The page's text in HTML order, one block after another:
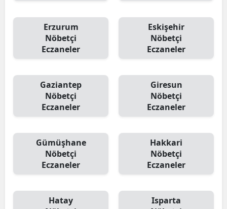
Erzurum
Nöbetçi
Eczaneler
Eskişehir
Nöbetçi
Eczaneler
Gaziantep
Nöbetçi
Eczaneler
Giresun
Nöbetçi
Eczaneler
Gümüşhane
Nöbetçi
Eczaneler
Hakkari
Nöbetçi
Eczaneler
Hatay
Isparta